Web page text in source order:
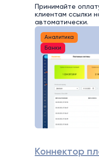
Принимайте
клиентам ссылки
автоматически.
Аналитика
Банки
Коннектор